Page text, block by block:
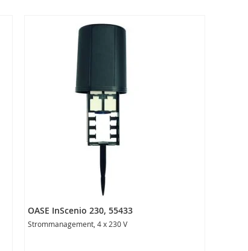
OASE InScenio 230, 55433
Strommanagement, 4 x 230 V